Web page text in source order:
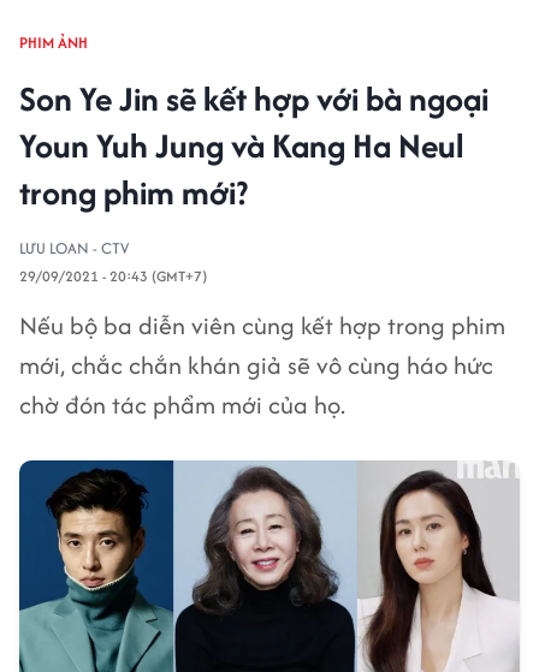
PHIM ẢNH
Son Ye Jin sẽ kết hợp với bà ngoại
Youn Yuh Jung và Kang Ha Neul
trong phim mới?
LƯU LOAN - CTV
29/09/2021 - 20:43 (GMT+7)
Nếu bộ ba diễn viên cùng kết hợp trong phim
mới, chắc chắn khán giả sẽ vô cùng háo hức
chờ đón tác phẩm mới của họ.